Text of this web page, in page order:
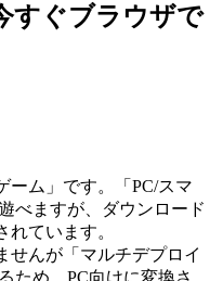
すぐブラウザで
ーム」です。「PC/スマ
べますが、ダウンロード
ています。
せんが「マルチデプロイ
ため、PC向けに変換さ